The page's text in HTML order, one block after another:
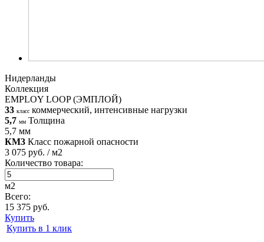
Нидерланды
Коллекция
EMPLOY LOOP (ЭМПЛОЙ)
33 класс коммерческий, интенсивные нагрузки
5,7 мм Толщина
5,7 мм
КМ3 Класс пожарной опасности
3 075 руб. / м2
Количество товара:
м2
Всего:
15 375 руб.
Купить
Купить в 1 клик